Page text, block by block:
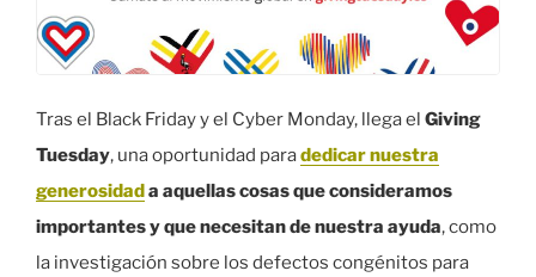
Tras el Black Friday y el Cyber Monday, llega el Giving
Tuesday, una oportunidad paradedicar nuestra
generosidada aquellas cosas que consideramos
importantes y que necesitan de nuestra ayuda, como
la investigación sobre los defectos congénitos para